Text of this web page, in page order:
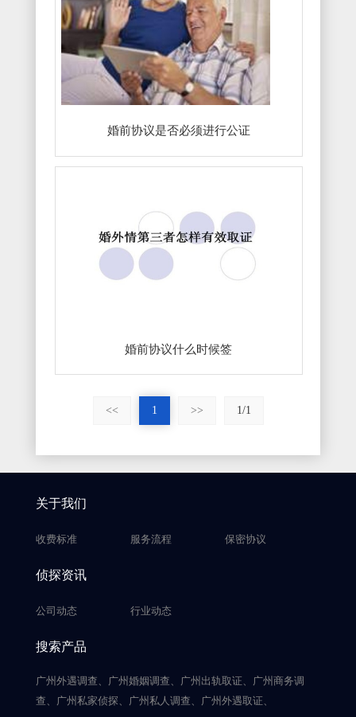
婚前协议是否必须进行公证
婚前协议什么时候签
<< 1 >> 1/1
关于我们
收费标准 服务流程 保密协议
侦探资讯
公司动态 行业动态
搜索产品
广州外遇调查、广州婚姻调查、广州出轨取证、广州商务调
查、广州私家侦探、广州私人调查、广州外遇取证、